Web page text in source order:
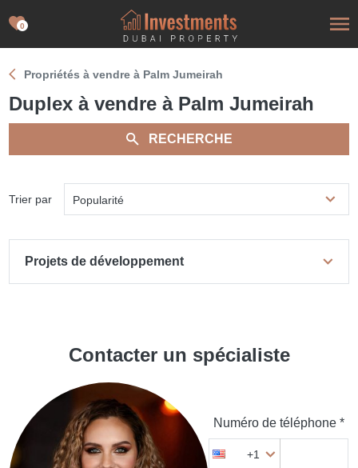
0
Propriétés à vendre à Palm Jumeirah
Duplex à vendre à Palm Jumeirah
RECHERCHE
Trier par Popularité
Projets de développement
Contacter un spécialiste
Numéro de téléphone *
+1